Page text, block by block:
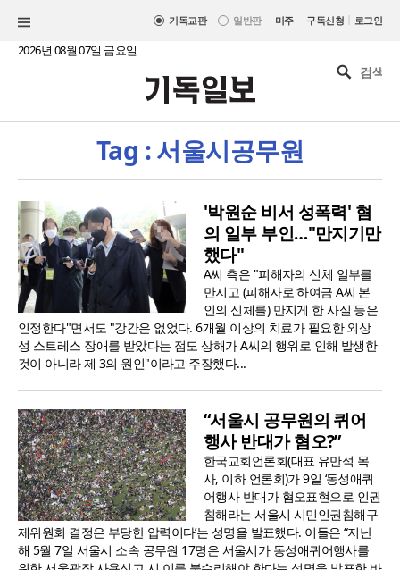
기독교판 일반판 미주 구독신청 | 로그인
2026년 08월 07일 금요일
Tag : 서울시공무원
'박원순 비서 성폭력' 혐
의 일부 부인…"만지기만
했다"
A씨 측은 "피해자의 신체 일부를
만지고 (피해자로 하여금 A씨 본
인의 신체를) 만지게 한 사실 등은
인정한다"면서도 "강간은 없었다. 6개월 이상의 치료가 필요한 외상
성 스트레스 장애를 받았다는 점도 상해가 A씨의 행위로 인해 발생한
것이 아니라 제 3의 원인"이라고 주장했다...
“서울시 공무원의 퀴어
행사 반대가 혐오?”
한국교회언론회(대표 유만석 목
사, 이하 언론회)가 9일 ‘동성애퀴
어행사 반대가 혐오표현으로 인권
침해라는 서울시 시민인권침해구
제위원회 결정은 부당한 압력이다’는 성명을 발표했다. 이들은 “지난
해 5월 7일 서울시 소속 공무원 17명은 서울시가 동성애퀴어행사를